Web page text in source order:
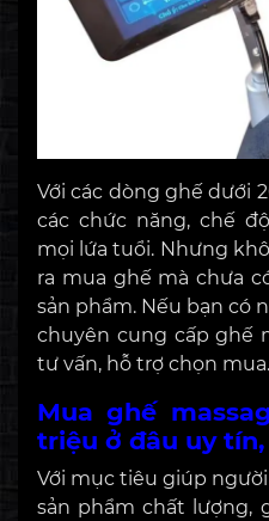
Với các dòng ghế dưới
các chức năng, chế
mọi lứa tuổi. Nhưng
ra mua ghế mà chưa
sản phẩm. Nếu bạn có
chuyên cung cấp ghế
tư vấn, hỗ trợ chọn mua.
Mua ghế
triệu ở đâu uy tín,
Với mục tiêu giúp
sản phẩm chất lượng,